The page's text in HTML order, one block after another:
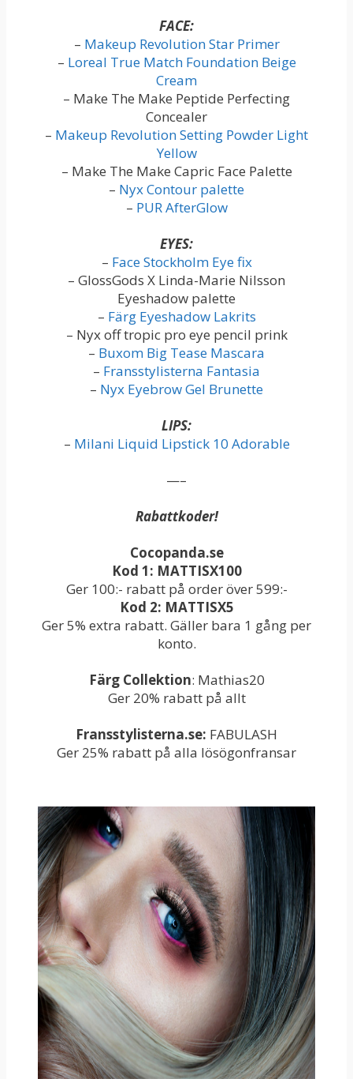
FACE:
– Makeup Revolution Star Primer
– Loreal True Match Foundation Beige
Cream
– Make The Make Peptide Perfecting
Concealer
– Makeup Revolution Setting Powder Light
Yellow
– Make The Make Capric Face Palette
– Nyx Contour palette
– PUR AfterGlow
EYES:
– Face Stockholm Eye fix
– GlossGods X Linda-Marie Nilsson
Eyeshadow palette
– Färg Eyeshadow Lakrits
– Nyx off tropic pro eye pencil prink
– Buxom Big Tease Mascara
– Fransstylisterna Fantasia
– Nyx Eyebrow Gel Brunette
LIPS:
– Milani Liquid Lipstick 10 Adorable
—–
Rabattkoder!
Cocopanda.se
Kod 1: MATTISX100
Ger 100:- rabatt på order över 599:-
Kod 2: MATTISX5
Ger 5% extra rabatt. Gäller bara 1 gång per
konto.
Färg Collektion: Mathias20
Ger 20% rabatt på allt
Fransstylisterna.se: FABULASH
Ger 25% rabatt på alla lösögonfransar